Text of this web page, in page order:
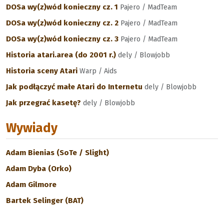
DOSa wy(z)wód konieczny cz. 1 Pajero / MadTeam
DOSa wy(z)wód konieczny cz. 2 Pajero / MadTeam
DOSa wy(z)wód konieczny cz. 3 Pajero / MadTeam
Historia atari.area (do 2001 r.) dely / Blowjobb
Historia sceny Atari Warp / Aids
Jak podłączyć małe Atari do Internetu dely / Blowjobb
Jak przegrać kasetę? dely / Blowjobb
Wywiady
Adam Bienias (SoTe / Slight)
Adam Dyba (Orko)
Adam Gilmore
Bartek Selinger (BAT)